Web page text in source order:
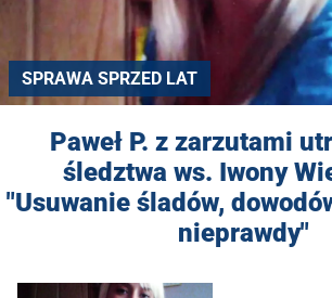
SPRAWA SPRZED LAT
Paweł P. z zarzutami
śledztwa ws. Iwony
"Usuwanie śladów,
nieprawdy"